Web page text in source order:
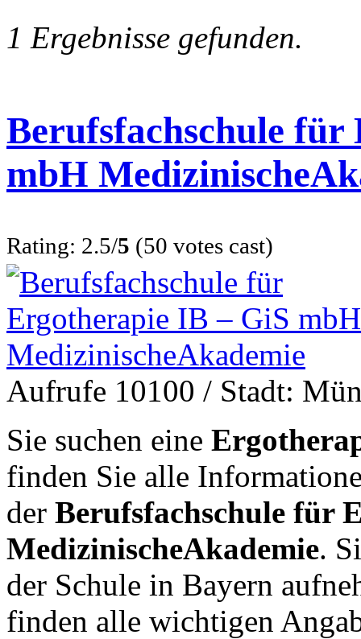
1 Ergebnisse gefunden.
Berufsfachschule
mbH
Rating: 2.5/5 (50 votes cast)
Aufrufe 10100 / Stadt:
Sie suchen eine
finden Sie alle
der Berufsfachschule für
MedizinischeAkademie.
der Schule in Bayern
finden alle wichtigen